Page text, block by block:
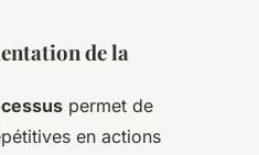
de la
permet de
en actions